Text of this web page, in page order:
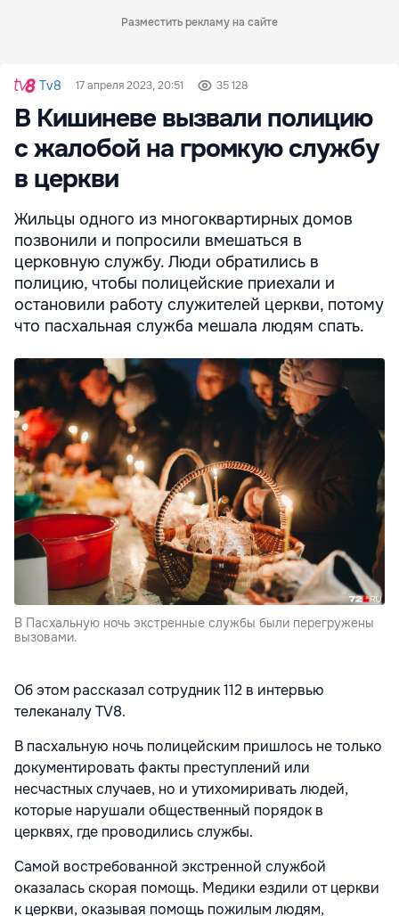
Разместить рекламу на сайте
Tv8 17 апреля 2023, 20:51 35 128
В Кишиневе вызвали полицию
с жалобой на громкую службу
в церкви
Жильцы одного из многоквартирных домов
позвонили и попросили вмешаться в
церковную службу. Люди обратились в
полицию, чтобы полицейские приехали и
остановили работу служителей церкви, потому
что пасхальная служба мешала людям спать.
В Пасхальную ночь экстренные службы были перегружены
вызовами.
Об этом рассказал сотрудник 112 в интервью
телеканалу TV8.
В пасхальную ночь полицейским пришлось не только
документировать факты преступлений или
несчастных случаев, но и утихомиривать людей,
которые нарушали общественный порядок в
церквях, где проводились службы.
Самой востребованной экстренной службой
оказалась скорая помощь. Медики ездили от церкви
к церкви, оказывая помощь пожилым людям,